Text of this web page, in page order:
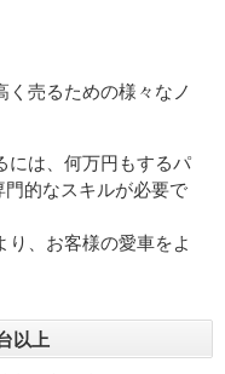
く売るための様々なノ
には、何万円もするパ
的なスキルが必要で
り、お客様の愛車をよ
以上